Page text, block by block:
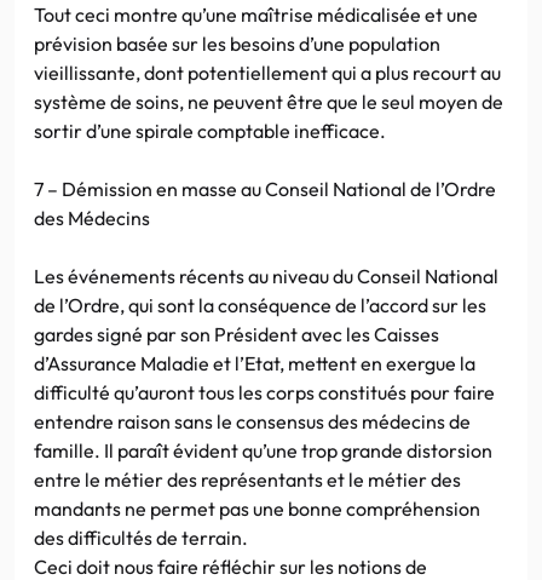
Tout ceci montre qu’une maîtrise médicalisée et une
prévision basée sur les besoins d’une population
vieillissante, dont potentiellement qui a plus recourt au
système de soins, ne peuvent être que le seul moyen de
sortir d’une spirale comptable inefficace.
7 – Démission en masse au Conseil National de l’Ordre
des Médecins
Les événements récents au niveau du Conseil National
de l’Ordre, qui sont la conséquence de l’accord sur les
gardes signé par son Président avec les Caisses
d’Assurance Maladie et l’Etat, mettent en exergue la
difficulté qu’auront tous les corps constitués pour faire
entendre raison sans le consensus des médecins de
famille. Il paraît évident qu’une trop grande distorsion
entre le métier des représentants et le métier des
mandants ne permet pas une bonne compréhension
des difficultés de terrain.
Ceci doit nous faire réfléchir sur les notions de